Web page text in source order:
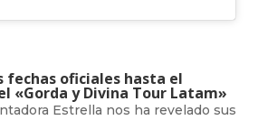
fechas oficiales hasta el
«Gorda y Divina Tour Latam»
Estrella nos ha revelado sus